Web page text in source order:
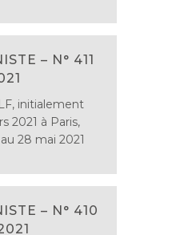
– N° 411
initialement
2021 à Paris,
28 mai 2021
– N° 410